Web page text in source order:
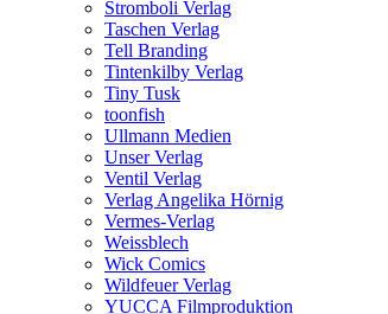
Stromboli Verlag
Taschen Verlag
Tell Branding
Tintenkilby Verlag
Tiny Tusk
toonfish
Ullmann Medien
Unser Verlag
Ventil Verlag
Verlag Angelika Hörnig
Vermes-Verlag
Weissblech
Wick Comics
Wildfeuer Verlag
YUCCA Filmproduktion